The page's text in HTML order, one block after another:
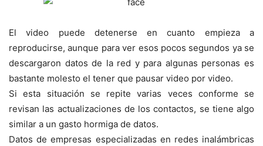
El video puede detenerse en cuanto empieza a
reproducirse, aunque para ver esos pocos segundos ya se
descargaron datos de la red y para algunas personas es
bastante molesto el tener que pausar video por video.
Si esta situación se repite varias veces conforme se
revisan las actualizaciones de los contactos, se tiene algo
similar a un gasto hormiga de datos.
Datos de empresas especializadas en redes inalámbricas